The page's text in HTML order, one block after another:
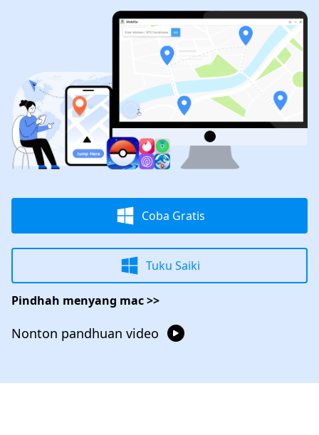
Coba Gratis
Tuku Saiki
Pindhah menyang mac >>
Nonton pandhuan video